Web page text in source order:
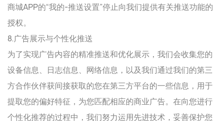
商城APP的“我的-推送设置”停止向我们提供有关推送功能的
授权。
8.广告展示与个性化推送
为了实现广告内容的精准推送和优化展示，我们会收集您的
设备信息、日志信息、网络信息，以及我们通过我们的第三
方合作伙伴获间接获取的您在第三方平台的一些信息，用于
提取您的偏好特征，为您匹配相应的商业广告。在向您进行
个性化推荐的过程中，我们努力运用先进技术，妥善保护您